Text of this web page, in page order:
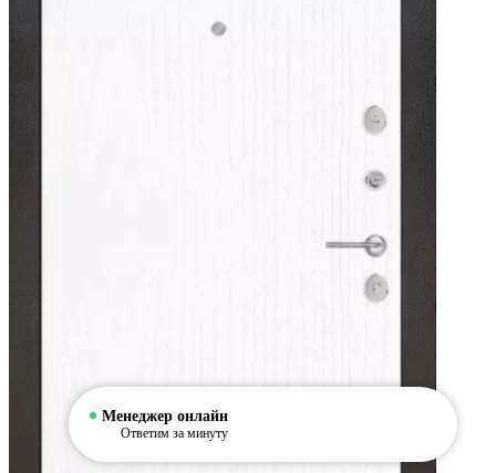
Менеджер онлайн
Ответим за минуту